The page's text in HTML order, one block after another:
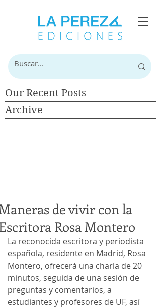
Our Recent Posts
Archive
de vivir con la
Rosa Montero
La reconocida escritora y periodista
española, residente en Madrid, Rosa
Montero, ofrecerá una charla de 20
minutos, seguida de una sesión de
preguntas y comentarios, a
estudiantes y profesores de UF, así